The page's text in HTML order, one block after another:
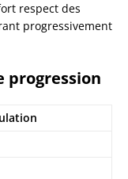
respect des
progressivement
progression